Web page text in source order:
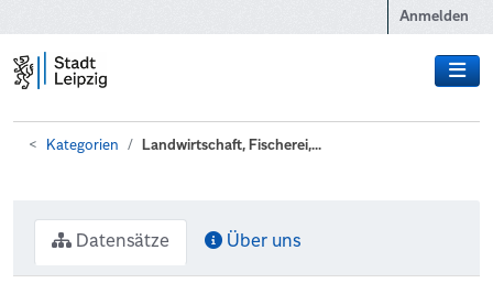
Anmelden
Kategorien Landwirtschaft, Fischerei,...
Datensätze Über uns